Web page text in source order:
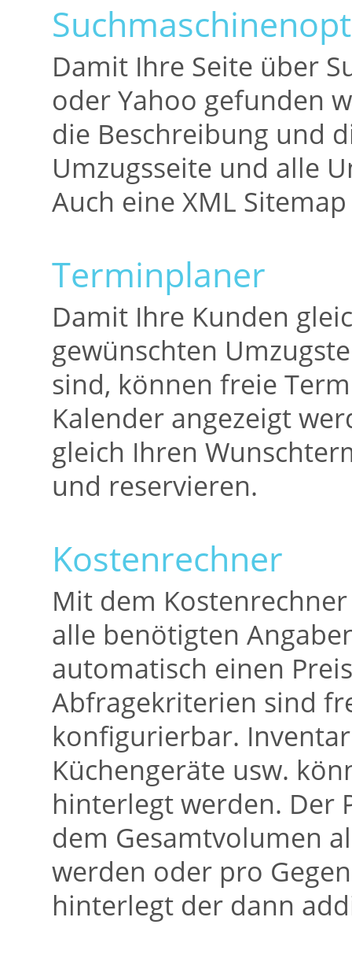
Damit Ihre Seite über
oder Yahoo gefunden
die Beschreibung und
Umzugsseite und alle
Auch eine XML
Terminplaner
Damit Ihre Kunden
gewünschten
sind, können freie
Kalender angezeigt
gleich Ihren
und reservieren.
Kostenrechner
Mit dem
alle benötigten
automatisch einen
Abfragekriterien sind
konfigurierbar.
Küchengeräte usw.
hinterlegt werden. Der
dem Gesamtvolumen
werden oder pro
hinterlegt der dann